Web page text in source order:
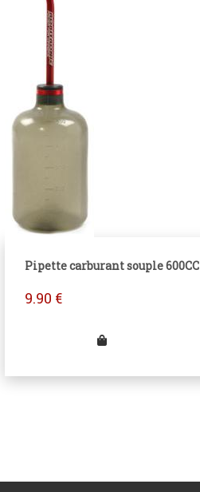
Pipette carburant souple 600CC
9.90 €